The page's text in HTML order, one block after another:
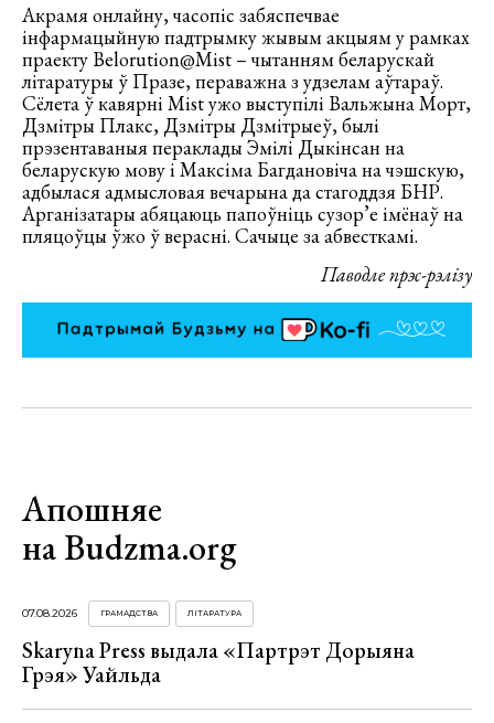
Акрамя онлайну, часопіс забяспечвае
інфармацыйную падтрымку жывым акцыям у рамках
праекту Belorution@Mist – чытанням беларускай
літаратуры ў Празе, пераважна з удзелам аўтараў.
Сёлета ў кавярні Mist ужо выступілі Вальжына Морт,
Дзмітры Плакс, Дзмітры Дзмітрыеў, былі
прэзентаваныя пераклады Эмілі Дыкінсан на
беларускую мову і Максіма Багдановіча на чэшскую,
адбылася адмысловая вечарына да стагоддзя БНР.
Арганізатары абяцаюць папоўніць сузор’е імёнаў на
пляцоўцы ўжо ў верасні. Сачыце за абвесткамі.
Паводле прэс-рэлізу
Апошняе
на Budzma.org
07.08.2026 ГРАМАДСТВА ЛІТАРАТУРА
Skaryna Press выдала «Партрэт Дорыяна
Грэя» Уайльда